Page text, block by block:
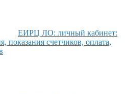
ЕИРЦ ЛО: личный кабинет:
показания счетчиков, оплата,